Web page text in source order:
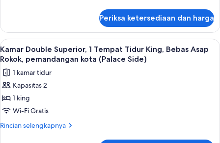
Asap
Rokok
(Dome)
Kamar
Comfort,
2
Tempat
Twin,
Bebas
Rokok
(Dome)
Periksa ketersediaan dan harga
Lihat
semua
foto
untuk
Kamar
Double
Superior,
1
Kamar Double Superior, 1 Tempat
1
Kamar Double Superior, 1 Tempat Tidur King, Bebas Asap
Rokok, pemandangan kota (Palace Side)
1 kamar tidur
Kapasitas 2
1 king
Wi-Fi Gratis
Rincian selengkapnya
Rincian